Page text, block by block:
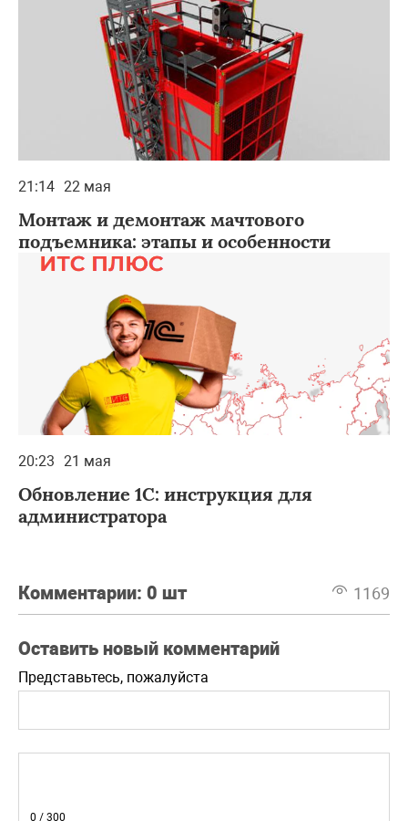
21:14 22 мая
Монтаж и демонтаж мачтового
подъемника: этапы и особенности
20:23 21 мая
Обновление 1С: инструкция для
администратора
Комментарии: 0 шт 1169
Оставить новый комментарий
Представьтесь, пожалуйста
0 / 300